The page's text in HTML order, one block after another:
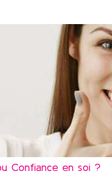
Confiance en soi ?